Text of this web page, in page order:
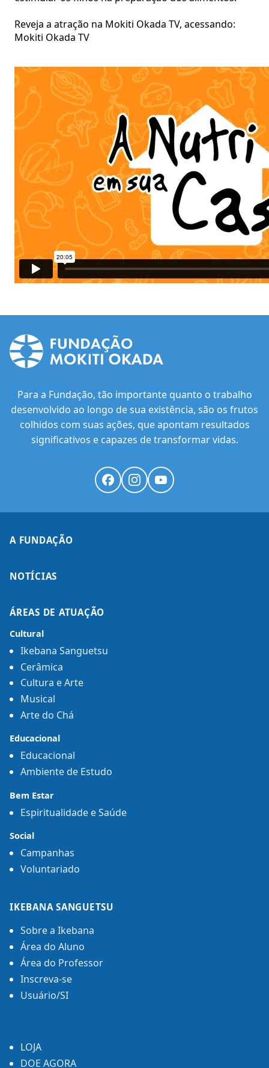
Reveja a atração na Mokiti Okada TV, acessando:
Mokiti Okada TV
Para a Fundação, tão importante quanto o trabalho
desenvolvido ao longo de sua existência, são os frutos
colhidos com suas ações, que apontam resultados
significativos e capazes de transformar vidas.
A FUNDAÇÃO
NOTÍCIAS
ÁREAS DE ATUAÇÃO
Cultural
Ikebana Sanguetsu
Cerâmica
Cultura e Arte
Musical
Arte do Chá
Educacional
Educacional
Ambiente de Estudo
Bem Estar
Espiritualidade e Saúde
Social
Campanhas
Voluntariado
IKEBANA SANGUETSU
Sobre a Ikebana
Área do Aluno
Área do Professor
Inscreva-se
Usuário/SI
LOJA
DOE AGORA